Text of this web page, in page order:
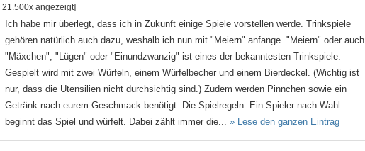
| 21.500x angezeigt]
Ich habe mir überlegt, dass ich in Zukunft einige Spiele vorstellen werde. Trinkspiele
gehören natürlich auch dazu, weshalb ich nun mit "Meiern" anfange. "Meiern" oder auch
"Mäxchen", "Lügen" oder "Einundzwanzig" ist eines der bekanntesten Trinkspiele.
Gespielt wird mit zwei Würfeln, einem Würfelbecher und einem Bierdeckel. (Wichtig ist
nur, dass die Utensilien nicht durchsichtig sind.) Zudem werden Pinnchen sowie ein
Getränk nach eurem Geschmack benötigt. Die Spielregeln: Ein Spieler nach Wahl
beginnt das Spiel und würfelt. Dabei zählt immer die...» Lese den ganzen Eintrag